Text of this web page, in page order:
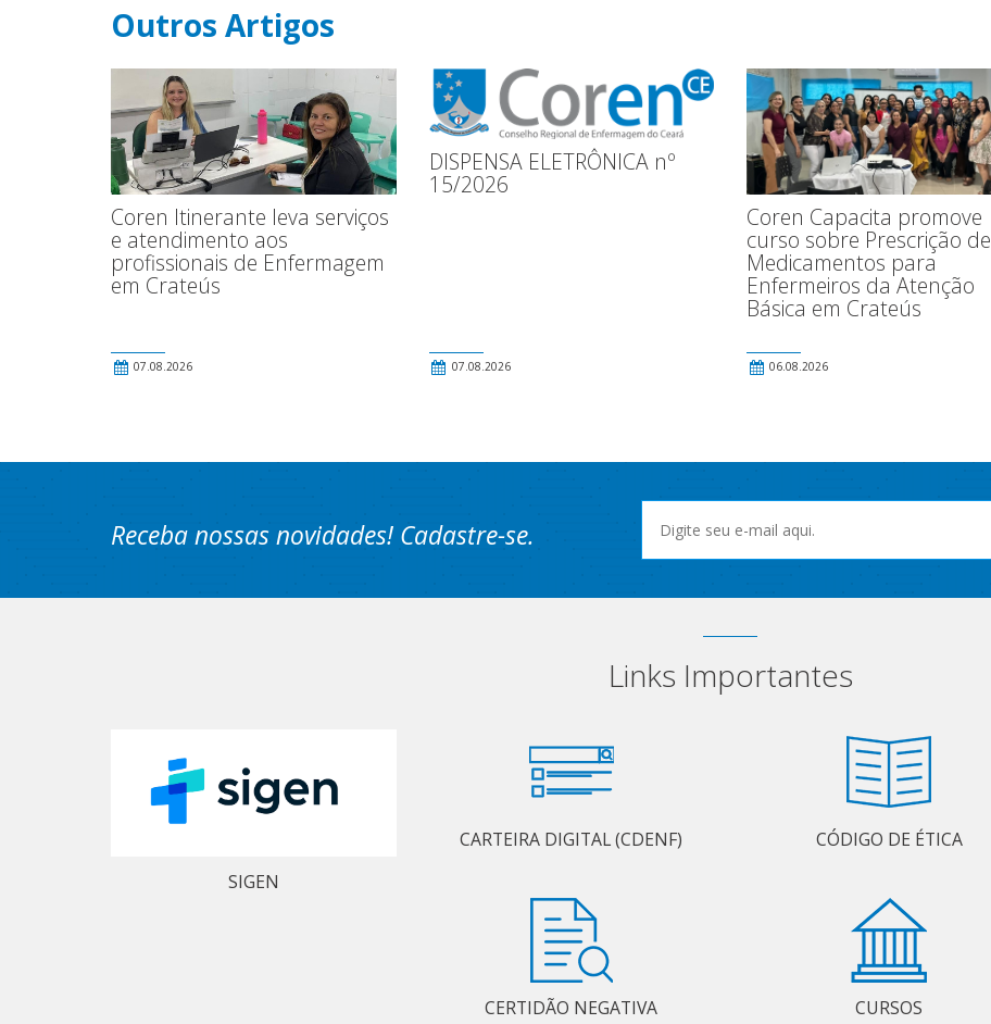
Outros Artigos
Coren Itinerante leva serviços
e atendimento aos
profissionais de Enfermagem
em Crateús
07.08.2026
DISPENSA ELETRÔNICA nº
15/2026
07.08.2026
Coren Capacita promove
curso sobre Prescrição de
Medicamentos para
Enfermeiros da Atenção
Básica em Crateús
06.08.2026
Receba nossas novidades! Cadastre-se.
Links Importantes
SIGEN
CARTEIRA DIGITAL (CDENF) CÓDIGO DE ÉTICA
CERTIDÃO NEGATIVA CURSOS